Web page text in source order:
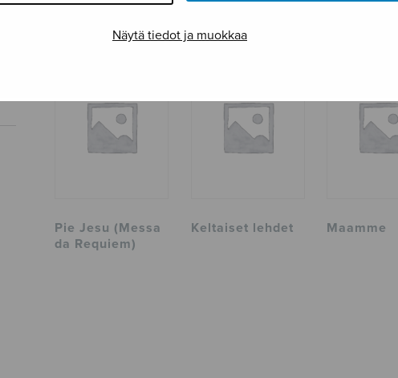
Näytä tiedot ja muokkaa
TUTUSTU MYÖS
Pie Jesu (Messa
da Requiem)
Keltaiset lehdet Maamme